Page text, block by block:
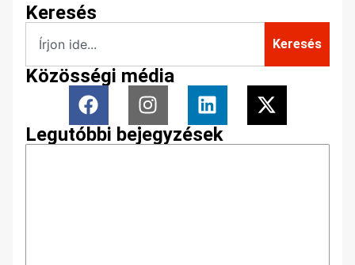
Keresés
Keresés
Közösségi média
Legutóbbi bejegyzések